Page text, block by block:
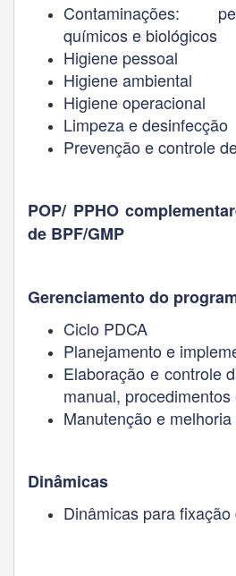
Contaminações:
químicos e biológicos
Higiene pessoal
Higiene ambiental
Higiene operacional
Limpeza e desinfecção
Prevenção e controle
POP/ PPHO
de BPF/GMP
Gerenciamento do
Ciclo PDCA
Planejamento e
Elaboração e controle
manual,
Manutenção e melhoria
Dinâmicas
Dinâmicas para